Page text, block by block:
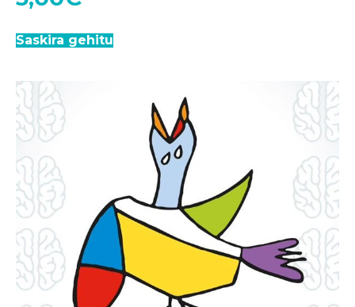
Saskira gehitu